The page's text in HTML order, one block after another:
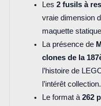
Les 2 fusils à
vraie dimension
maquette
La présence de
clones de la
l’histoire de
l’intérêt collection.
Le format à 262